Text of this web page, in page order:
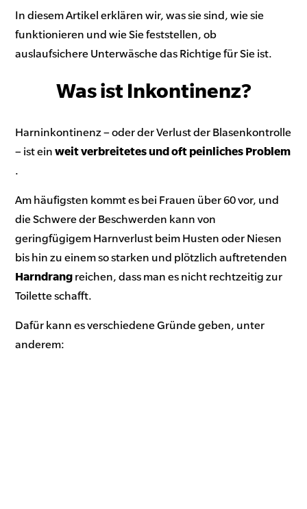
In diesem Artikel erklären wir, was sie sind, wie sie
funktionieren und wie Sie feststellen, ob
auslaufsichere Unterwäsche das Richtige für Sie ist.
Was ist Inkontinenz?
Harninkontinenz – oder der Verlust der Blasenkontrolle
– ist einweit verbreitetes und oft peinliches Problem
.
Am häufigsten kommt es bei Frauen über 60 vor, und
die Schwere der Beschwerden kann von
geringfügigem Harnverlust beim Husten oder Niesen
bis hin zu einem so starken und plötzlich auftretenden
Harndrang reichen, dass man es nicht rechtzeitig zur
Toilette schafft.
Dafür kann es verschiedene Gründe geben, unter
anderem: